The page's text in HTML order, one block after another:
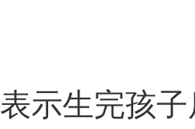
示生完孩